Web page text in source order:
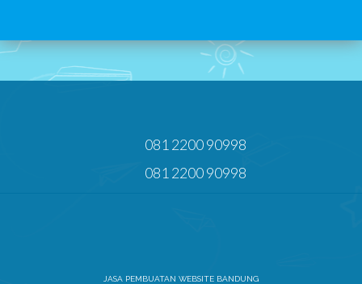
081 2200 90998
081 2200 90998
JASA PEMBUATAN WEBSITE BANDUNG